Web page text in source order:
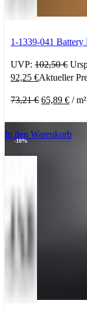
1-1339-041 Battery
UVP: 102,50€
92,25 €Aktueller
73,21€ 65,89 € /m²
-10%
In den Warenkorb